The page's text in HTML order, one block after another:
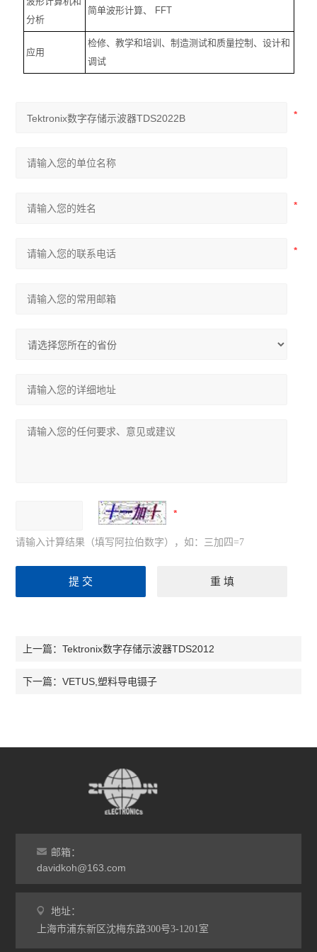
分析
简单波形计算、 FFT
应用
检修、教学和培训、制造测试和质量控制、设计和
调试
请输入计算结果（填写阿拉伯数字），如：三加四=7
上一篇：Tektronix数字存储示波器TDS2012
下一篇：VETUS,塑料导电镊子
邮箱：
davidkoh@163.com
地址：
上海市浦东新区沈梅东路300号3-1201室